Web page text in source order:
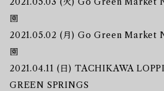
園
2021.05.02 (月) Go Green Market
園
2021.04.11 (日) TACHIKAWA
GREEN SPRINGS